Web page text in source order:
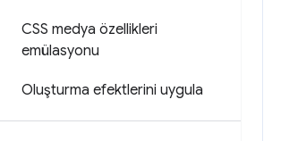
CSS medya özellikleri
emülasyonu
Oluşturma efektlerini uygula